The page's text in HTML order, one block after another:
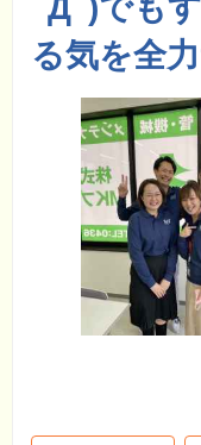
ﾟДﾟ)でも
る気を全